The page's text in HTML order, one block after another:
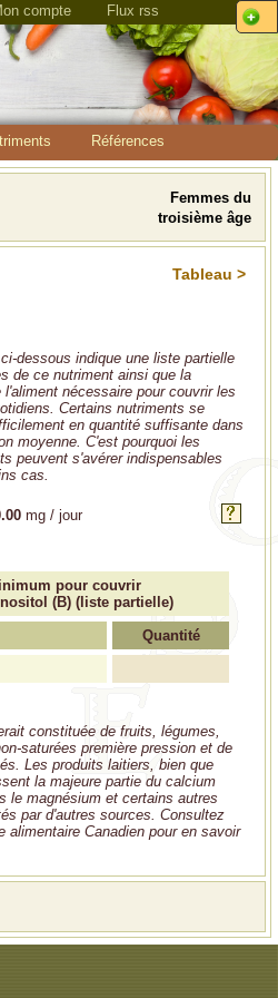
compte Flux rss
Références
Femmes du
troisième âge
Tableau >
dessous indique une liste partielle
de ce nutriment ainsi que la
l'aliment nécessaire pour couvrir les
Certains nutriments se
en quantité suffisante dans
moyenne. C'est pourquoi les
peuvent s'avérer indispensables
cas.
mg / jour
pour couvrir
(B) (liste partielle)
Quantité
constituée de fruits, légumes,
saturées première pression et de
Les produits laitiers, bien que
la majeure partie du calcium
le magnésium et certains autres
par d'autres sources. Consultez
alimentaire Canadien pour en savoir